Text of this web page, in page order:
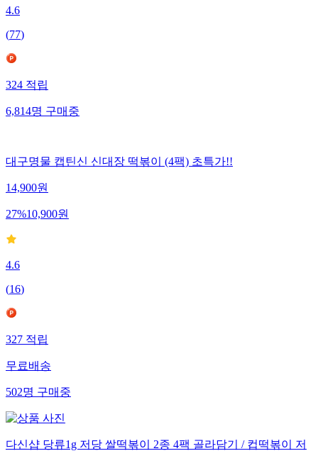
4.6
(77)
324적립
6,814명구매중
대구명물 캡틴신 신대장 떡볶이 (4팩) 초특가!!
14,900원
27%10,900원
4.6
(16)
327적립
무료배송
502명구매중
다신샵 당류1g 저당 쌀떡볶이 2종 4팩 골라담기 / 컵떡볶이 저